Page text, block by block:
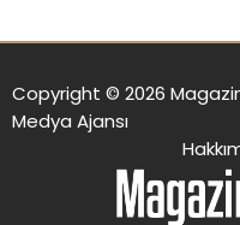
Copyright © 2026
Medya Ajansı